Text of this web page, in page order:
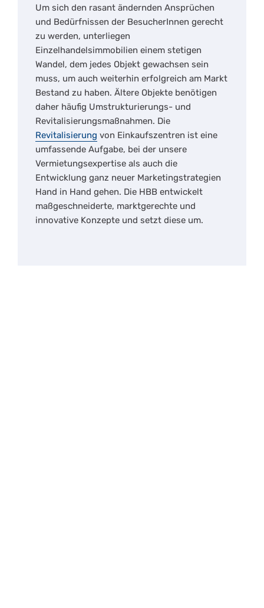
Um sich den rasant ändernden Ansprüchen
und Bedürfnissen der BesucherInnen gerecht
zu werden, unterliegen
Einzelhandelsimmobilien einem stetigen
Wandel, dem jedes Objekt gewachsen sein
muss, um auch weiterhin erfolgreich am Markt
Bestand zu haben. Ältere Objekte benötigen
daher häufig Umstrukturierungs- und
Revitalisierungsmaßnahmen. Die
Revitalisierung von Einkaufszentren ist eine
umfassende Aufgabe, bei der unsere
Vermietungsexpertise als auch die
Entwicklung ganz neuer Marketingstrategien
Hand in Hand gehen. Die HBB entwickelt
maßgeschneiderte, marktgerechte und
innovative Konzepte und setzt diese um.